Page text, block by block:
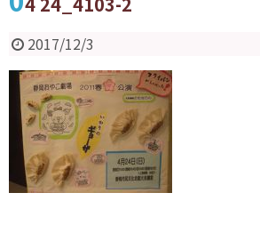
2017/12/3